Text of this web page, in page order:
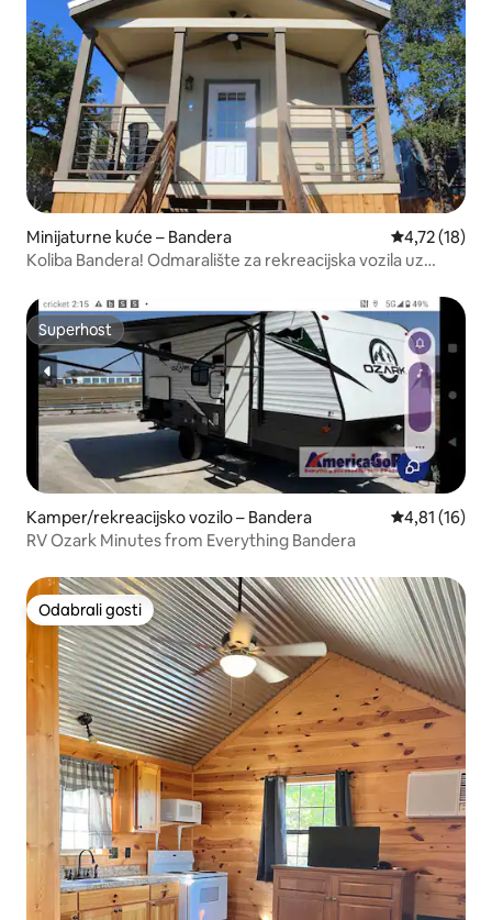
Minijaturne kuće – Bandera Prosječna
4,72 (18)
Koliba Bandera! Odmaralište za rekreacijska vozila uz
Superhost
Superhost
Kamper/rekreacijsko vozilo – Bandera Prosječna
4,81 (16)
RV Ozark Minutes from Everything Bandera
Odabrali gosti
Odabrali gosti